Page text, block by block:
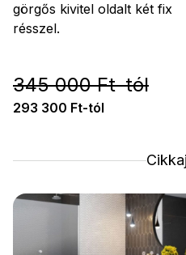
görgős kivitel oldalt két fix
résszel.
345 000 Ft-tól
293 300 Ft-tól